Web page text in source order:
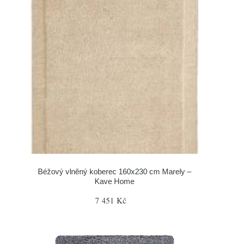
Béžový vlněný koberec 160x230 cm Marely –
Kave Home
7 451 Kč